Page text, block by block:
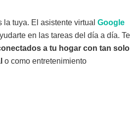
tuya. El asistente virtual Google
en las tareas del día a día. Te
a tu hogar con tan solo
o como entretenimiento